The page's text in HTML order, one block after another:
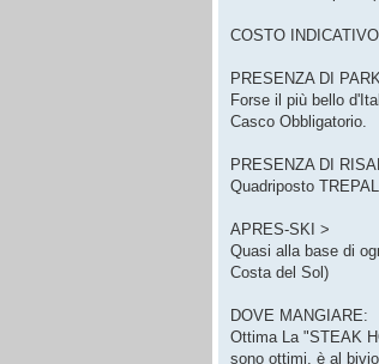
COSTO
PRESENZA DI
Forse il più bello
Casco Obbligatorio.
PRESENZA DI
Quadriposto
APRES-SKI >
Quasi alla base di
Costa del Sol)
DOVE MANGIARE:
Ottima La "STEAK
sono ottimi, è al